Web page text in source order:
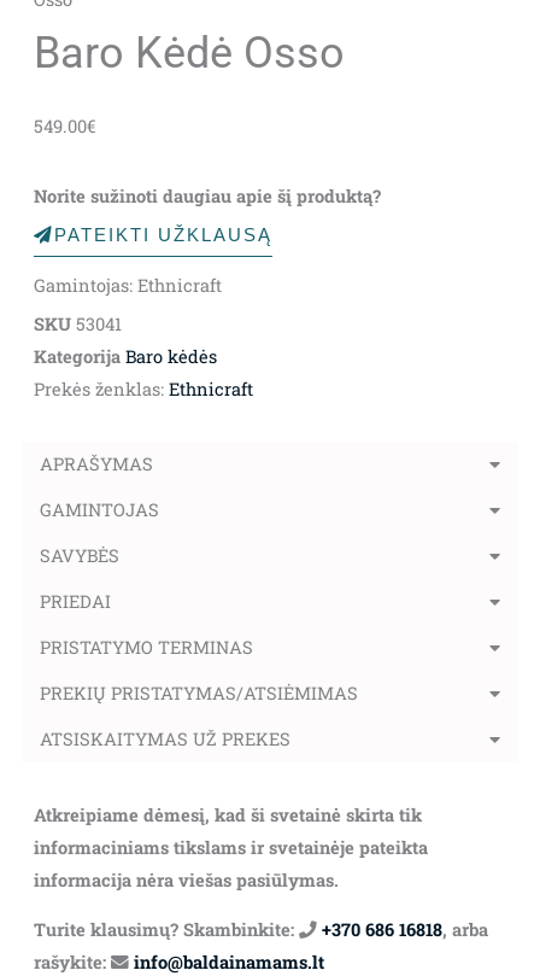
Baro Kėdė Osso
549.00€
Norite sužinoti daugiau apie šį produktą?
PATEIKTI UŽKLAUSĄ
Gamintojas: Ethnicraft
SKU 53041
Kategorija Baro kėdės
Prekės ženklas: Ethnicraft
APRAŠYMAS
GAMINTOJAS
SAVYBĖS
PRIEDAI
PRISTATYMO TERMINAS
PREKIŲ PRISTATYMAS/ATSIĖMIMAS
ATSISKAITYMAS UŽ PREKES
Atkreipiame dėmesį, kad ši svetainė skirta tik
informaciniams tikslams ir svetainėje pateikta
informacija nėra viešas pasiūlymas.
Turite klausimų? Skambinkite: +370 686 16818, arba
rašykite:
info@baldainamams.lt